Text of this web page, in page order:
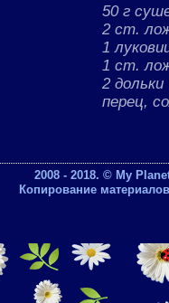
50 г
2 ст.
1
1 ст.
2 дольки
перец,
2008 - 2018. © My
Копирование